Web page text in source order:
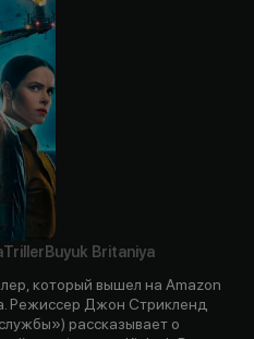
Triller Buyuk Britaniya
который вышел на Amazon
Режиссер Джон Стрикленд
рассказывает о